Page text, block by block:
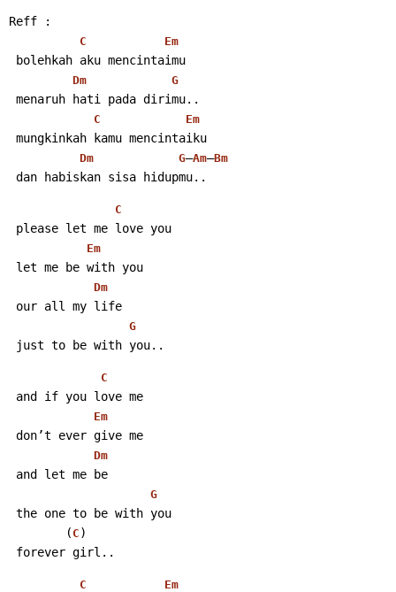
Reff :
C Em
bolehkah aku mencintaimu
Dm G
menaruh hati pada dirimu..
C Em
mungkinkah kamu mencintaiku
Dm G–Am–Bm
dan habiskan sisa hidupmu..
C
please let me love you
Em
let me be with you
Dm
our all my life
G
just to be with you..
C
and if you love me
Em
don’t ever give me
Dm
and let me be
G
the one to be with you
        (
C )
forever girl..
C Em